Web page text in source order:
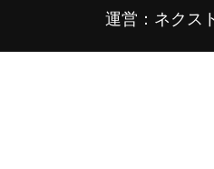
運営：ネクス